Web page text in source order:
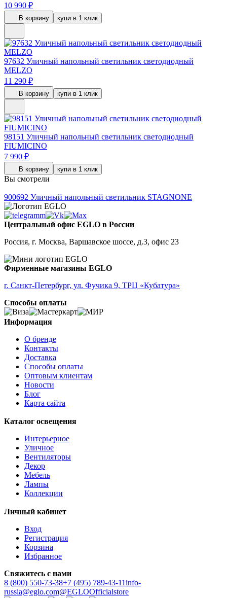
10 990 ₽
В корзину купи в 1 клик
97632 Уличный напольный светильник светодиодный
MELZO
11 290 ₽
В корзину купи в 1 клик
98151 Уличный напольный светильник светодиодный
FIUMICINO
7 990 ₽
В корзину купи в 1 клик
Вы смотрели
900692 Уличный напольный светильник STAGNONE
Центральный офис EGLO в России
Россия, г. Москва, Варшавское шоссе, д.3, офис 23
Фирменные магазины EGLO
г. Санкт-Петербург, ул. Фучика 9, ТРЦ «Кубатура»
Способы оплаты
Информация
О бренде
Контакты
Доставка
Способы оплаты
Оптовым клиентам
Новости
Блог
Карта сайта
Каталог освещения
Интерьерное
Уличное
Вентиляторы
Декор
Мебель
Лампы
Коллекции
Личный кабинет
Вход
Регистрация
Корзина
Избранное
Свяжитесь с нами
8 (800) 550-73-38+7 (495) 789-43-11info-
russia@eglo.com@EGLOOfficialstore